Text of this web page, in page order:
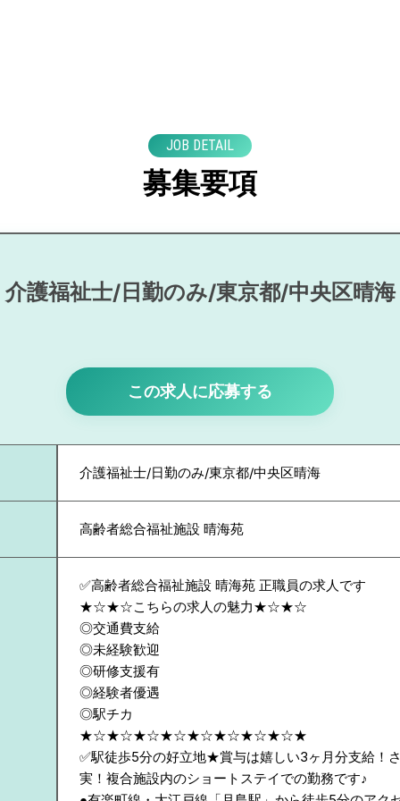
JOB DETAIL
募集要項
介護福祉士/日勤のみ/東京都/中央区晴海
この求人に応募する
介護福祉士/日勤のみ/東京都/中央区晴海
高齢者総合福祉施設 晴海苑
✅高齢者総合福祉施設 晴海苑 正職員の求人です
★☆★☆こちらの求人の魅力★☆★☆
◎交通費支給
◎未経験歓迎
◎研修支援有
◎経験者優遇
◎駅チカ
★☆★☆★☆★☆★☆★☆★☆★☆★
✅駅徒歩5分の好立地★賞与は嬉しい3ヶ月分支給！
実！複合施設内のショートステイでの勤務です♪